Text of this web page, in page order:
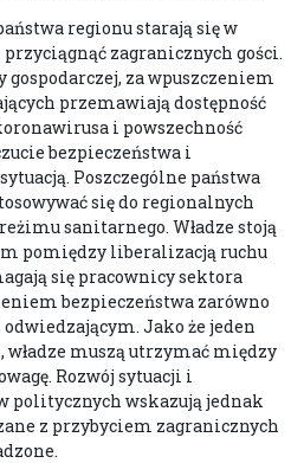
regionu starają się w
zagranicznych gości.
za wpuszczeniem
przemawiają dostępność
i powszechność
bezpieczeństwa i
Poszczególne państwa
się do regionalnych
sanitarnego. Władze stoją
pomiędzy liberalizacją ruchu
się pracownicy sektora
bezpieczeństwa zarówno
Jako że jeden
muszą utrzymać między
Rozwój sytuacji i
politycznych wskazują jednak
z przybyciem zagranicznych